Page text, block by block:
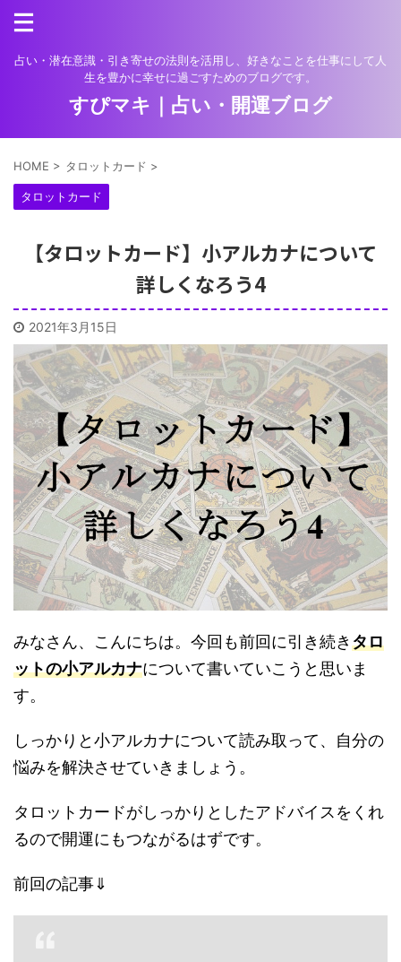
占い・潜在意識・引き寄せの法則を活用し、好きなことを仕事にして人
生を豊かに幸せに過ごすためのブログです。
すぴマキ｜占い・開運ブログ
HOME > タロットカード >
タロットカード
【タロットカード】小アルカナについて
詳しくなろう4
2021年3月15日
みなさん、こんにちは。今回も前回に引き続きタロ
ットの小アルカナについて書いていこうと思いま
す。
しっかりと小アルカナについて読み取って、自分の
悩みを解決させていきましょう。
タロットカードがしっかりとしたアドバイスをくれ
るので開運にもつながるはずです。
前回の記事⇓